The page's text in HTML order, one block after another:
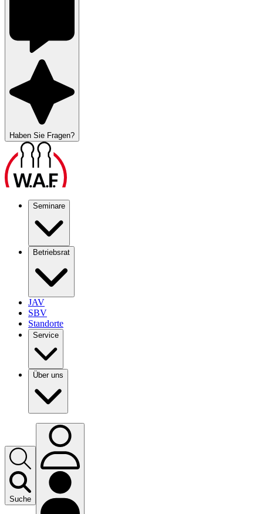
Haben Sie Fragen?
Seminare
Betriebsrat
JAV
SBV
Standorte
Service
Über uns
Suche